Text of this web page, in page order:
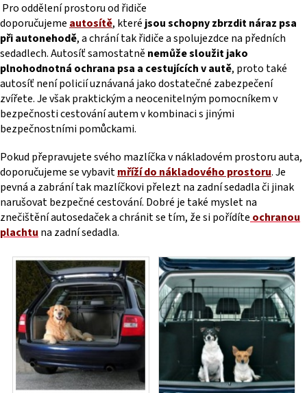
Pro oddělení prostoru od řidiče
doporučujeme autosítě, které jsou schopny zbrzdit náraz psa
při autonehodě, a chrání tak řidiče a spolujezdce na předních
sedadlech. Autosíť samostatně nemůže sloužit jako
plnohodnotná ochrana psa a cestujících v autě, proto také
autosíť není policií uznávaná jako dostatečné zabezpečení
zvířete. Je však praktickým a neocenitelným pomocníkem v
bezpečnosti cestování autem v kombinaci s jinými
bezpečnostními pomůckami.
Pokud přepravujete svého mazlíčka v nákladovém prostoru auta,
doporučujeme se vybavitmříží do nákladového prostoru. Je
pevná a zabrání tak mazlíčkovi přelezt na zadní sedadla či jinak
narušovat bezpečné cestování. Dobré je také myslet na
znečištění autosedaček a chránit se tím, že si pořídíte ochranou
plachtu na zadní sedadla.